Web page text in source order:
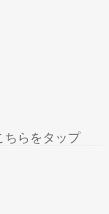
ちらをタップ